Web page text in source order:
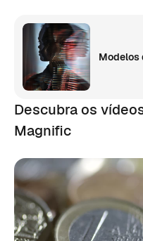
Modelos
Descubra os
Magnific